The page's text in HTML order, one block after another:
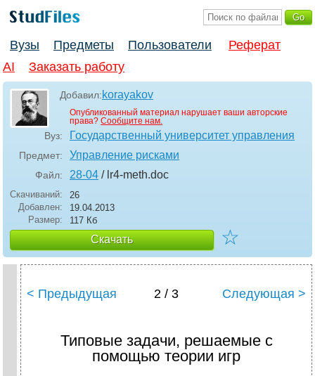
Вузы Предметы Пользователи
Реферат
AI
Заказать работу
Добавил:korayakov
Опубликованный материал нарушает ваши авторские
права? Сообщите нам.
Вуз: Государственный университет управления
Предмет: Управление рисками
Файл: 28-04 / lr4-meth.doc
Скачиваний:
26
Добавлен:
19.04.2013
Размер:
117 Кб
Скачать ☆
< Предыдущая 2 / 3 Следующая >
Типовые задачи, решаемые с
помощью теории игр